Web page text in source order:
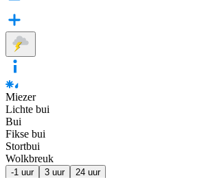
Miezer
Lichte bui
Bui
Fikse bui
Stortbui
Wolkbreuk
-1 uur 3 uur 24 uur